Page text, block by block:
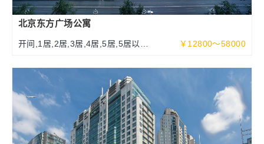
北京东方广场公寓
开间,1居,2居,3居,4居,5居,5居以上
￥12800～58000